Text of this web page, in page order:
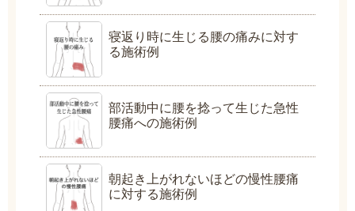
寝返り時に生じる腰の痛みに対す
る施術例
部活動中に腰を捻って生じた急性
腰痛への施術例
朝起き上がれないほどの慢性腰痛
に対する施術例